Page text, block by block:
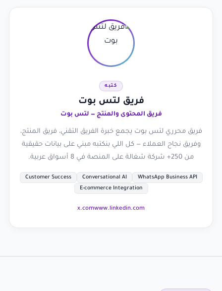
كتبه
فريق لتس بوت
فريق المحتوى والمنتج — لتس بوت
فريق محرري لتس بوت يجمع خبرة الفريق التقني، فريق المنتج،
وفريق نجاح العملاء — كل اللي بنكتبه مبني على بيانات حقيقية
من 250+ شركة شغالة على المنصة في 8 أسواق عربية.
WhatsApp Business API
Conversational AI
Customer Success
E-commerce Integration
www.linkedin.com
x.com